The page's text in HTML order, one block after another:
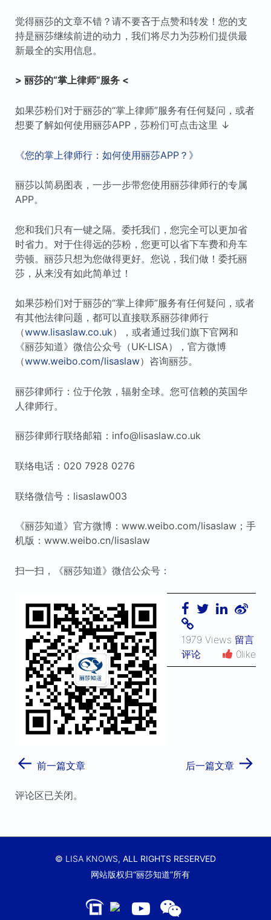
觉得丽莎的文章不错？请不要吝于点赞和转发！您的支
持是丽莎继续前进的动力，我们将尽力为莎粉们提供最
新最全的实用信息。
> 丽莎的“掌上律师”服务 <
如果莎粉们对于丽莎的“掌上律师”服务有任何疑问，或者
想要了解如何使用丽莎APP，莎粉们可点击这里 ↓
《您的掌上律师行：如何使用丽莎APP？》
丽莎以简易图表，一步一步带您使用丽莎律师行的专属
APP。
您和我们只有一键之隔。委托我们，您完全可以更加省
时省力。对于住得远的莎粉，您更可以省下车费和舟车
劳顿。丽莎只想为您做得更好。您说，我们做！委托丽
莎，从来没有如此简单过！
如果莎粉们对于丽莎的“掌上律师”服务有任何疑问，或者
有其他法律问题，都可以直接联系丽莎律师行
（www.lisaslaw.co.uk），或者通过我们旗下官网和
《丽莎知道》微信公众号（UK-LISA），官方微博
（www.weibo.com/lisaslaw）咨询丽莎。
丽莎律师行：位于伦敦，辐射全球。您可信赖的英国华
人律师行。
丽莎律师行联络邮箱：info@lisaslaw.co.uk
联络电话：020 7928 0276
联络微信号：lisaslaw003
《丽莎知道》官方微博：www.weibo.com/lisaslaw；手
机版：www.weibo.cn/lisaslaw
扫一扫，《丽莎知道》微信公众号：
1979 Views 留言
评论
0like
← 前一篇文章 后一篇文章 →
评论区已关闭。
© LISA KNOWS, ALL RIGHTS RESERVED
网站版权归“丽莎知道”所有